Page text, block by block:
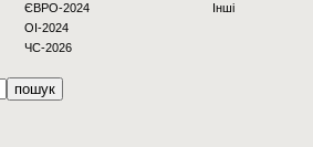
ЄВРО-2024
OI-2024
ЧС-2026
Інші